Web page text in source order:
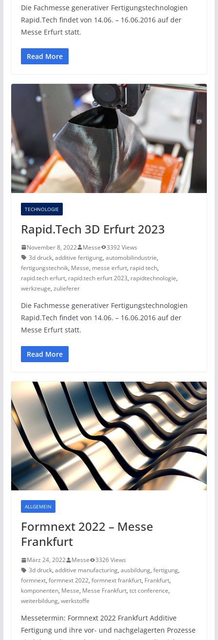
Die Fachmesse generativer Fertigungstechnologien
Rapid.Tech findet von 14.06. – 16.06.2016 auf der
Messe Erfurt statt.
Read More
TECHNOLOGIE
Rapid.Tech 3D Erfurt 2023
November 8, 2022 Messe
3392 Views
3d druck, additive fertigung, automobilindustrie,
fertigungstechnik, Messe, messe erfurt, rapid tech,
rapid.tech erfurt, rapid.tech erfurt 2023, rapidtechnologie,
werkzeuge, zulieferer
Die Fachmesse generativer Fertigungstechnologien
Rapid.Tech findet von 14.06. – 16.06.2016 auf der
Messe Erfurt statt.
Read More
ALLGEMEIN
Formnext 2022 – Messe
Frankfurt
März 24, 2022 Messe
3326 Views
3d druck, additive manufacturing, ausbildung, fertigung,
formnext, formnext 2022, formnext frankfurt, Frankfurt,
komponenten, Messe, Messe Frankfurt, tct conference,
weiterbildung, werkstoffe
Messetermin: Formnext 2022 Frankfurt Additive
Fertigung und ihre vor- und nachgelagerten Prozesse